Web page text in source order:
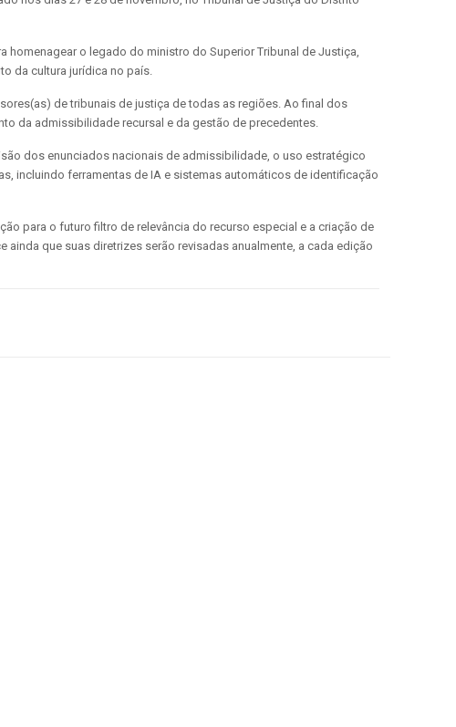
homenagear o legado do ministro do Superior Tribunal de Justiça,
da cultura jurídica no país.
de tribunais de justiça de todas as regiões. Ao final dos
da admissibilidade recursal e da gestão de precedentes.
dos enunciados nacionais de admissibilidade, o uso estratégico
incluindo ferramentas de IA e sistemas automáticos de identificação
para o futuro filtro de relevância do recurso especial e a criação de
que suas diretrizes serão revisadas anualmente, a cada edição